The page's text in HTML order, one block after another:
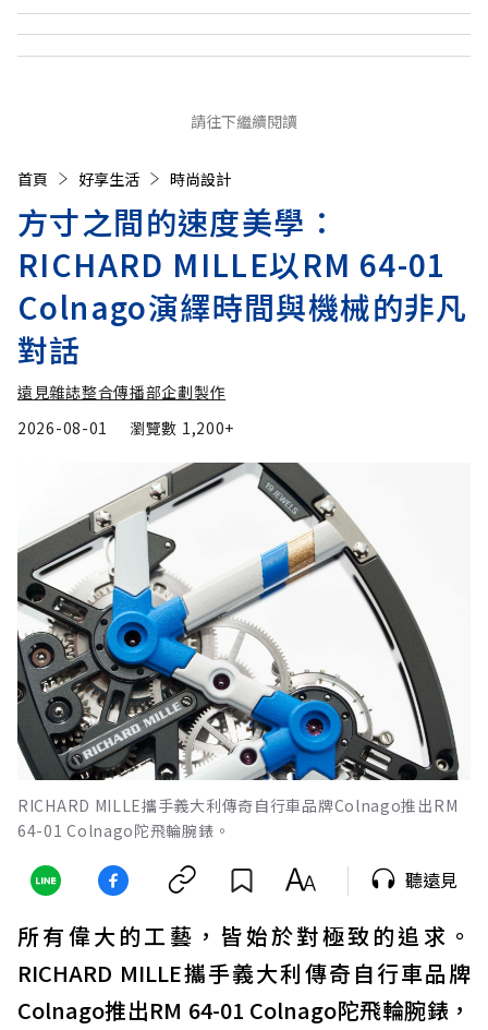
請往下繼續閱讀
首頁 好享生活 時尚設計
方寸之間的速度美學：
RICHARD MILLE以RM 64-01
Colnago演繹時間與機械的非凡
對話
遠見雜誌整合傳播部企劃製作
2026-08-01
瀏覽數 1,200+
RICHARD MILLE攜手義大利傳奇自行車品牌Colnago推出RM
64-01 Colnago陀飛輪腕錶。
聽遠見
所有偉大的工藝，皆始於對極致的追求。
RICHARD MILLE攜手義大利傳奇自行車品牌
Colnago推出RM 64-01 Colnago陀飛輪腕錶，